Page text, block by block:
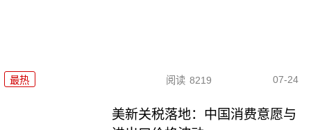
最热 阅读 8219 07-24
美新关税落地：中国消费意愿与